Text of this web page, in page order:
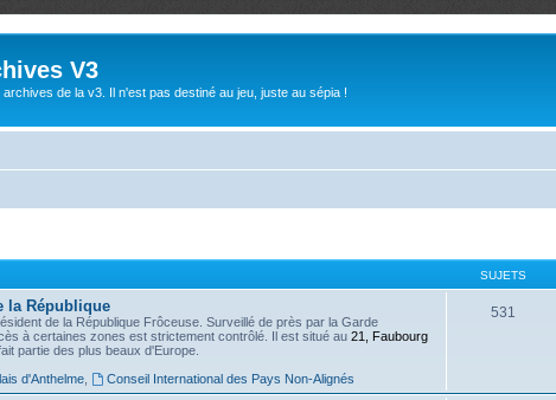
V3
de la v3. Il n'est pas destiné au jeu, juste au sépia !
SUJETS
la République
de la République Frôceuse. Surveillé de près par la Garde
à certaines zones est strictement contrôlé. Il est situé au 21, Faubourg
partie des plus beaux d'Europe.
d'Anthelme, Conseil International des Pays Non-Alignés
531